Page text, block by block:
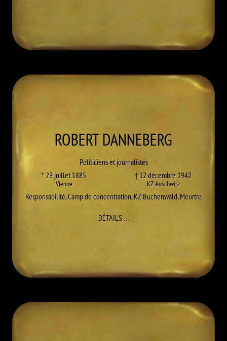
ROBERTDANNEBERG
Politiciens et journalistes
* 23 juillet 1885
Vienne
† 12 décembre 1942
KZ Auschwitz
Responsabilité,Camp de concentration,KZ Buchenwald,Meurtre
DÉTAILS…À ROBERT DANNEBERG